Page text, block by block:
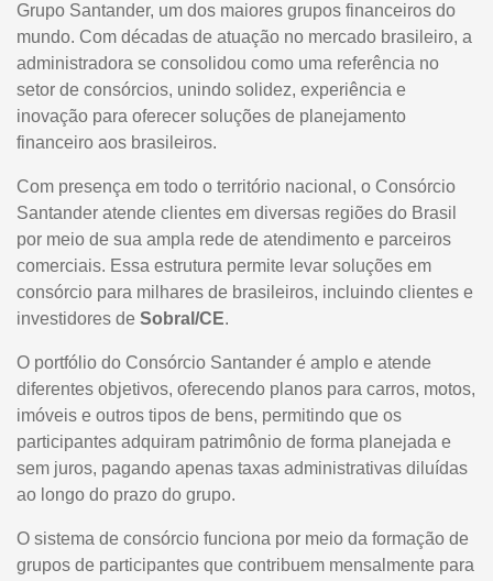
Grupo Santander, um dos maiores grupos financeiros do
mundo. Com décadas de atuação no mercado brasileiro, a
administradora se consolidou como uma referência no
setor de consórcios, unindo solidez, experiência e
inovação para oferecer soluções de planejamento
financeiro aos brasileiros.
Com presença em todo o território nacional, o Consórcio
Santander atende clientes em diversas regiões do Brasil
por meio de sua ampla rede de atendimento e parceiros
comerciais. Essa estrutura permite levar soluções em
consórcio para milhares de brasileiros, incluindo clientes e
investidores de Sobral/CE.
O portfólio do Consórcio Santander é amplo e atende
diferentes objetivos, oferecendo planos para carros, motos,
imóveis e outros tipos de bens, permitindo que os
participantes adquiram patrimônio de forma planejada e
sem juros, pagando apenas taxas administrativas diluídas
ao longo do prazo do grupo.
O sistema de consórcio funciona por meio da formação de
grupos de participantes que contribuem mensalmente para